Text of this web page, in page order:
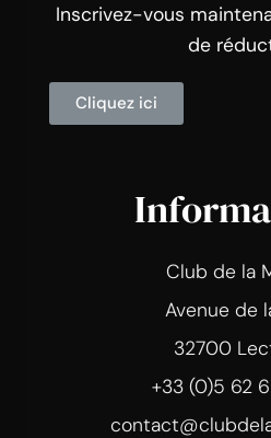
Inscrivez-vous
de
Cliquez ici
Club de la
Avenue de
32700
+33 (0)5 62